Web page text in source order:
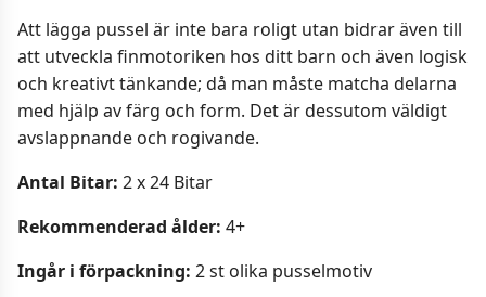
Att lägga pussel är inte bara roligt utan bidrar även till
att utveckla finmotoriken hos ditt barn och även logisk
och kreativt tänkande; då man måste matcha delarna
med hjälp av färg och form. Det är dessutom väldigt
avslappnande och rogivande.
Antal Bitar: 2 x 24 Bitar
Rekommenderad ålder: 4+
Ingår i förpackning: 2 st olika pusselmotiv